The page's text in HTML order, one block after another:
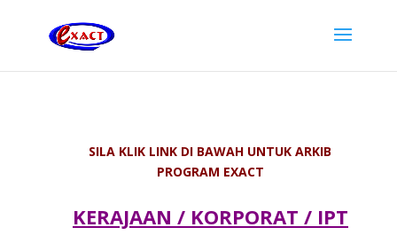
SILA KLIK LINK DI BAWAH UNTUK ARKIB
PROGRAM EXACT
KERAJAAN / KORPORAT / IPT